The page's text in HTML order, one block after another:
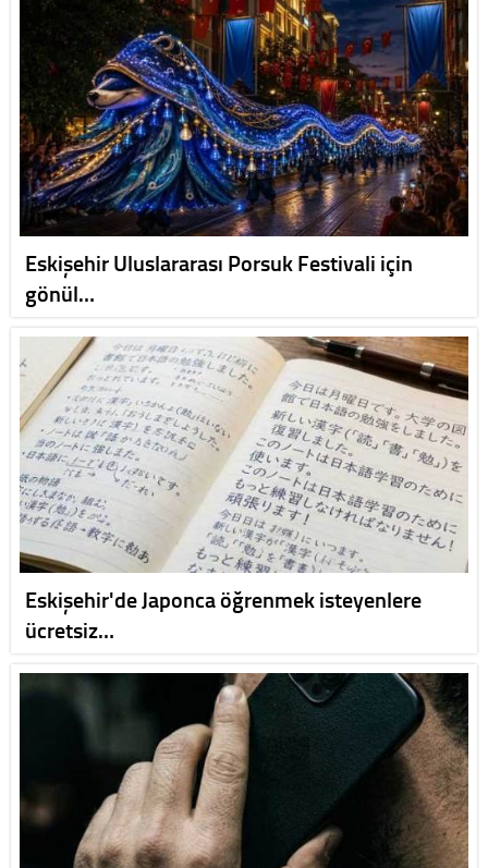
Eskişehir Uluslararası Porsuk Festivali için
gönül…
Eskişehir'de Japonca öğrenmek isteyenlere
ücretsiz…